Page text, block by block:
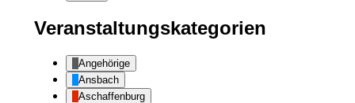
Veranstaltungskategorien
Angehörige
Ansbach
Aschaffenburg